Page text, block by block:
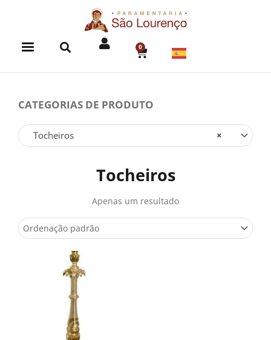
0
CART
CATEGORIAS DE PRODUTO
×
Tocheiros
Tocheiros
Apenas um resultado